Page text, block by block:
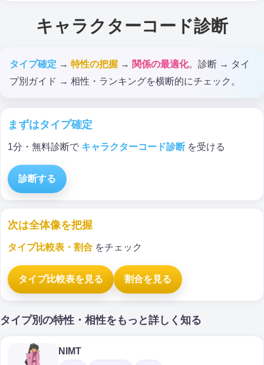
キャラクターコード診断
タイプ確定 → 特性の把握 → 関係の最適化。診断 → タイ
プ別ガイド → 相性・ランキングを横断的にチェック。
まずはタイプ確定
1分・無料診断で キャラクターコード診断 を受ける
診断する
次は全体像を把握
タイプ比較表・割合 をチェック
タイプ比較表を見る 割合を見る
タイプ別の特性・相性をもっと詳しく知る
NIMT